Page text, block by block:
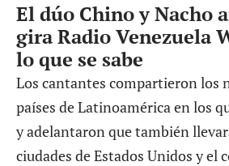
El dúo Chino y Nacho
gira Radio Venezuela
lo que se sabe
Los cantantes compartieron los
países de Latinoamérica en los
y adelantaron que también
ciudades de Estados Unidos y el